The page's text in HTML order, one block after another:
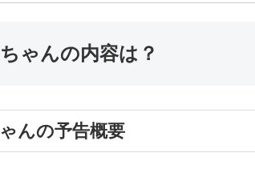
ゃんの内容は？
んの予告概要